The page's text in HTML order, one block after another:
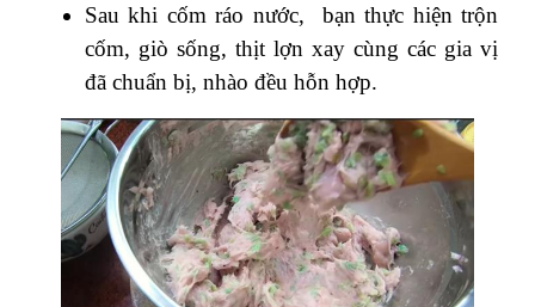
Sau khi cốm ráo nước, bạn thực hiện trộn
cốm, giò sống, thịt lợn xay cùng các gia vị
đã chuẩn bị, nhào đều hỗn hợp.